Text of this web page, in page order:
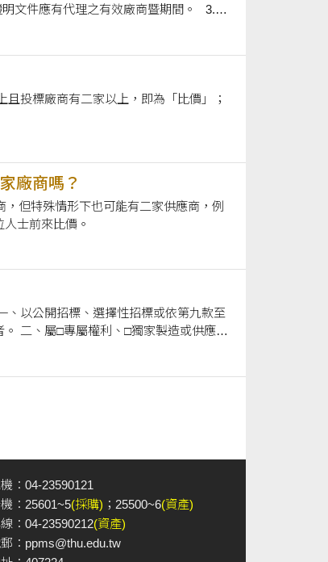
投標廠商有二家以上，即為「比價」；
廠商嗎？
但特殊情形下也可能有二家供應商，例
士前來比價。
、以公開招標、選擇性招標或依第九款至
二、屬□專屬權利、□獨家製造或供應、
選擇性招標程序適時辦理，且確有必要
：04-23590121
：25601~5(採購) ；25500~6(資產)
：04-23590212(資產)
： ppms@thu.edu.tw